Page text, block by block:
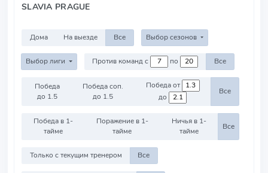
SLAVIA PRAGUE
Дома На выезде Все Выбор сезонов
Выбор лиги Против команд с по Все
Победа
до 1.5
Победа соп.
до 1.5
Победа от
до
Все
Победа в 1-
тайме
Поражение в 1-
тайме
Ничья в 1-
тайме
Все
Только с текущим тренером Все